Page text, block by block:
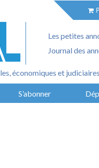
Les petites
Journal des
économiques et judiciaires
S’abonner